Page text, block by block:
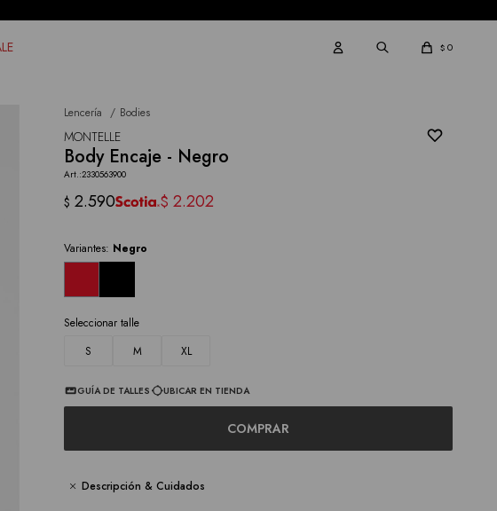
$ 0
Lencería Bodies
MONTELLE
Body Encaje - Negro
2330563900
$ 2.590 $ 2.202
Variantes: Negro
Seleccionar talle
S
M XL
GUÍA DE TALLES UBICAR EN TIENDA
COMPRAR
Descripción & Cuidados